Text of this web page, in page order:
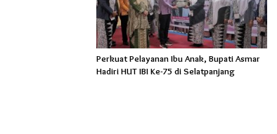
Perkuat Pelayanan Ibu Anak, Bupati Asmar
Hadiri HUT IBI Ke-75 di Selatpanjang